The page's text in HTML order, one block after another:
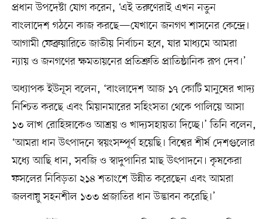
প্রধান উপদেষ্টা যোগ করেন, ‘এই তরুণেরাই এখন নতুন
বাংলাদেশ গঠনে কাজ করছে—যেখানে জনগণ শাসনের কেন্দ্রে।
আগামী ফেব্রুয়ারিতে জাতীয় নির্বাচন হবে, যার মাধ্যমে আমরা
ন্যায় ও জনগণের ক্ষমতায়নের প্রতিশ্রুতি প্রাতিষ্ঠানিক রূপ দেব।’
অধ্যাপক ইউনূস বলেন, ‘বাংলাদেশ আজ ১৭ কোটি মানুষের খাদ্য
নিশ্চিত করছে এবং মিয়ানমারের সহিংসতা থেকে পালিয়ে আসা
১৩ লাখ রোহিঙ্গাকেও আশ্রয় ও খাদ্যসহায়তা দিচ্ছে।’ তিনি বলেন,
‘আমরা ধান উৎপাদনে স্বয়ংসম্পূর্ণ হয়েছি। বিশ্বের শীর্ষ দেশগুলোর
মধ্যে আছি ধান, সবজি ও স্বাদুপানির মাছ উৎপাদনে। কৃষকেরা
ফসলের নিবিড়তা ২১৪ শতাংশে উন্নীত করেছেন এবং আমরা
জলবায়ু সহনশীল ১৩৩ প্রজাতির ধান উদ্ভাবন করেছি।’